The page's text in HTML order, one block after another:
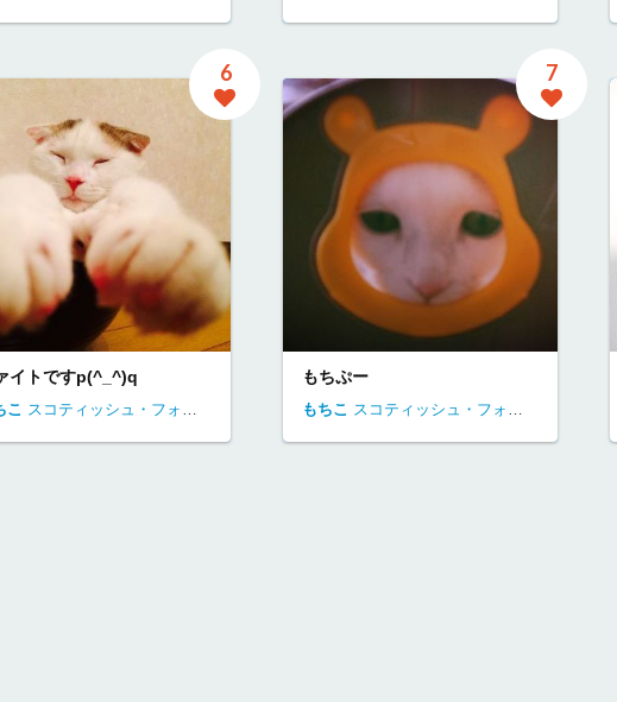
子市
6
イトですp(^_^)q
こ スコティッシュ・フォールド 足立区
7
もちぷー
もちこ スコティッシュ・フォールド